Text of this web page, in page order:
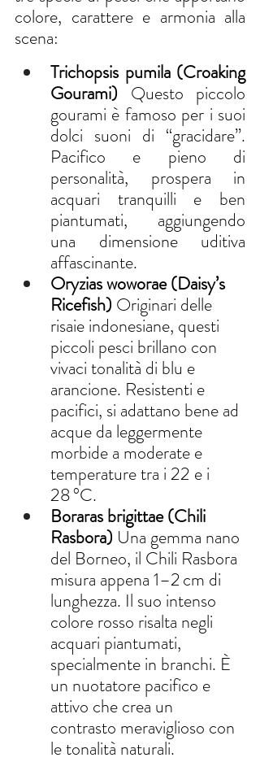
colore, carattere e armonia alla
scena:
Trichopsis pumila (Croaking
Gourami) Questo piccolo
gourami è famoso per i suoi
dolci suoni di “gracidare”.
Pacifico e pieno di
personalità, prospera in
acquari tranquilli e ben
piantumati, aggiungendo
una dimensione uditiva
affascinante.
Oryzias woworae (Daisy’s
Ricefish) Originari delle
risaie indonesiane, questi
piccoli pesci brillano con
vivaci tonalità di blu e
arancione. Resistenti e
pacifici, si adattano bene ad
acque da leggermente
morbide a moderate e
temperature tra i 22 e i
28 °C.
Boraras brigittae (Chili
Rasbora) Una gemma nano
del Borneo, il Chili Rasbora
misura appena 1–2 cm di
lunghezza. Il suo intenso
colore rosso risalta negli
acquari piantumati,
specialmente in branchi. È
un nuotatore pacifico e
attivo che crea un
contrasto meraviglioso con
le tonalità naturali.